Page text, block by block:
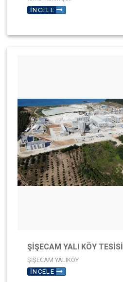
İNCELE
ŞİŞECAM YALI KÖY TESİSİ
ŞİŞECAM YALIKÖY
İNCELE